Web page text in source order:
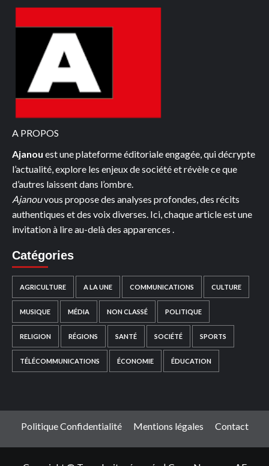
:
LA
CÔTE
D’IVOIRE
MAUVAISE
ÉLÈVE
SELON
LE
2025
A PROPOS
Ajanou est une plateforme éditoriale engagée, qui décrypte
l’actualité, explore les enjeux de société et révèle ce que
d’autres laissent dans l’ombre.
Ajanouvous propose des analyses profondes, des récits
authentiques et des voix diverses. Ici, chaque article est une
invitation à lire au-delà des apparences .
Catégories
AGRICULTURE A LA UNE COMMUNICATIONS CULTURE
MUSIQUE MÉDIA NON CLASSÉ POLITIQUE
RELIGION RÉGIONS SANTÉ SOCIÉTÉ SPORTS
TÉLÉCOMMUNICATIONS ÉCONOMIE ÉDUCATION
Politique Confidentialité Mentions légales Contact